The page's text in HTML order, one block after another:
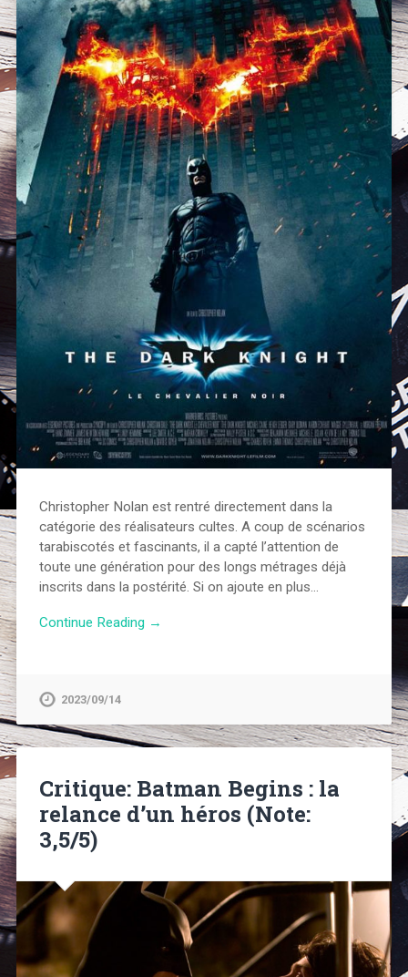
Christopher Nolan est rentré directement dans la
catégorie des réalisateurs cultes. A coup de scénarios
tarabiscotés et fascinants, il a capté l’attention de
toute une génération pour des longs métrages déjà
inscrits dans la postérité. Si on ajoute en plus…
Continue Reading →
2023/09/14
Critique: Batman Begins : la
relance d’un héros (Note:
3,5/5)